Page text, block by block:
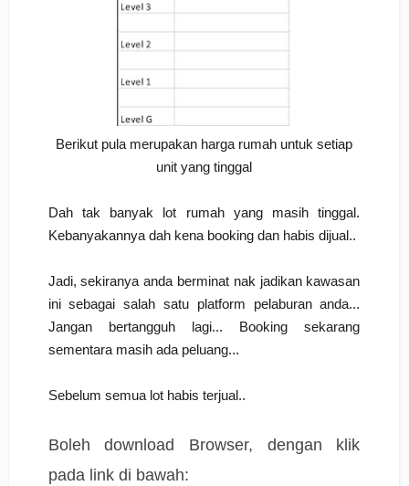
Berikut pula merupakan harga rumah untuk setiap
unit yang tinggal
Dah tak banyak lot rumah yang masih tinggal.
Kebanyakannya dah kena booking dan habis dijual..
Jadi, sekiranya anda berminat nak jadikan kawasan
ini sebagai salah satu platform pelaburan anda...
Jangan bertangguh lagi... Booking sekarang
sementara masih ada peluang...
Sebelum semua lot habis terjual..
Boleh download Browser, dengan klik
pada link di bawah: